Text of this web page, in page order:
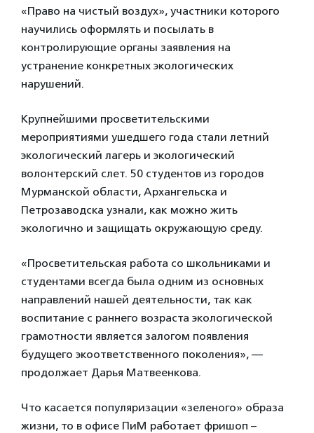
«Право на чистый воздух», участники которого
научились оформлять и посылать в
контролирующие органы заявления на
устранение конкретных экологических
нарушений.
Крупнейшими просветительскими
мероприятиями ушедшего года стали летний
экологический лагерь и экологический
волонтерский слет. 50 студентов из городов
Мурманской области, Архангельска и
Петрозаводска узнали, как можно жить
экологично и защищать окружающую среду.
«Просветительская работа со школьниками и
студентами всегда была одним из основных
направлений нашей деятельности, так как
воспитание с раннего возраста экологической
грамотности является залогом появления
будущего экоответственного поколения», —
продолжает Дарья Матвеенкова.
Что касается популяризации «зеленого» образа
жизни, то в офисе ПиМ работает фришоп –